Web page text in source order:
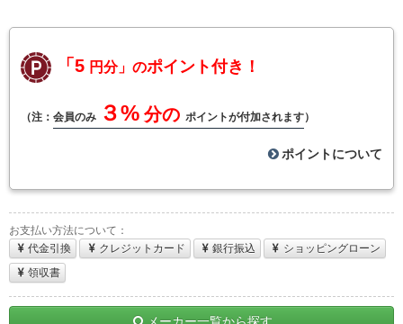
「5 円分」のポイント付き！
（注： 会員のみ ３% 分の ポイントが付加されます）
ポイントについて
お支払い方法について：
代金引換
クレジットカード 銀行振込
ショッピングローン
領収書